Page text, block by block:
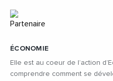
ÉCONOMIE
Elle est au coeur de l’action
comprendre comment se